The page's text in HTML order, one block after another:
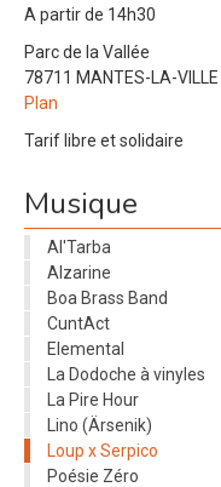
A partir de 14h30
Parc de la Vallée
78711 MANTES-LA-VILLE
Plan
Tarif libre et solidaire
Musique
Al'Tarba
Alzarine
Boa Brass Band
CuntAct
Elemental
La Dodoche à vinyles
La Pire Hour
Lino (Ärsenik)
Loup x Serpico
Poésie Zéro